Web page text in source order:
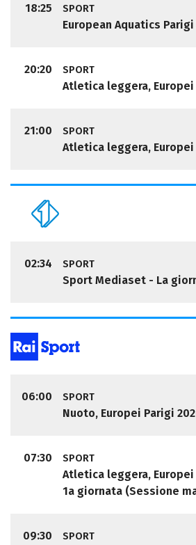
18:25 SPORT
European Aquatics Parigi
20:20 SPORT
Atletica leggera, Europei
21:00 SPORT
Atletica leggera, Europei
02:34 SPORT
Sport Mediaset - La
06:00 SPORT
Nuoto, Europei Parigi
07:30 SPORT
Atletica leggera, Europei
1a giornata (Sessione
09:30 SPORT